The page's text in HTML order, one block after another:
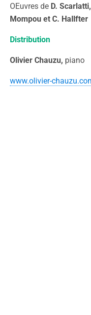
OEuvres de D.
Mompou et C. Hallfter
Distribution
Olivier Chauzu, piano
www.olivier-